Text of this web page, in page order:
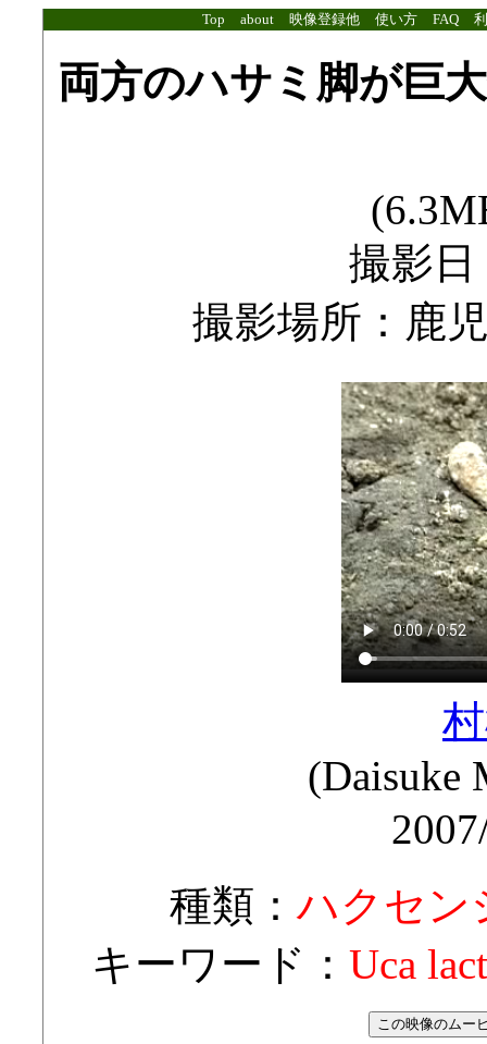
Top about 映像登録他 使い方 FAQ
両方のハサミ脚が巨
撮影日
撮影場所：鹿
(Daisuke
種類：ハクセン
キーワード： Uca